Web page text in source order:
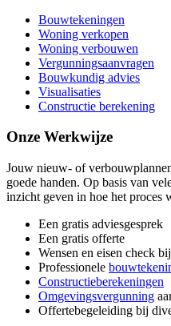
Bouwtekeningen
Woning verkopen
Woning verbouwen
Vergunningsaanvragen
Bouwkundig advies
Visualisaties
Constructie berekening
Onze Werkwijze
Jouw nieuw- of
goede handen. Op basis van
inzicht geven in hoe het
Een gratis adviesgesprek
Een gratis offerte
Wensen en eisen check
Professionele
Constructieberekeningen
Omgevingsvergunning
Offertebegeleiding bij